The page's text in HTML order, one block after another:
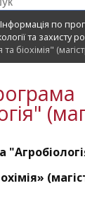
Інформація по
та захисту
біохімія"